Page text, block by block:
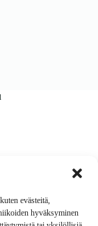
evästeitä,
hyväksyminen